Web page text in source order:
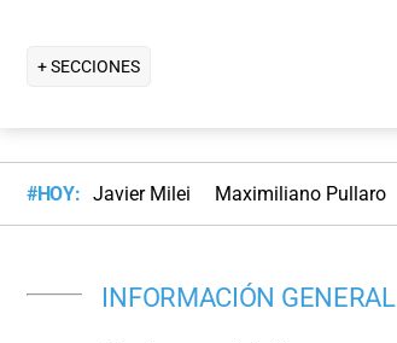
+ SECCIONES
#HOY: Javier Milei Maximiliano Pullaro
INFORMACIÓN GENERAL